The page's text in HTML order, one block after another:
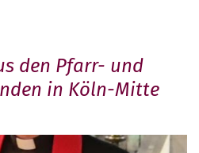
den Pfarr- und
in Köln-Mitte